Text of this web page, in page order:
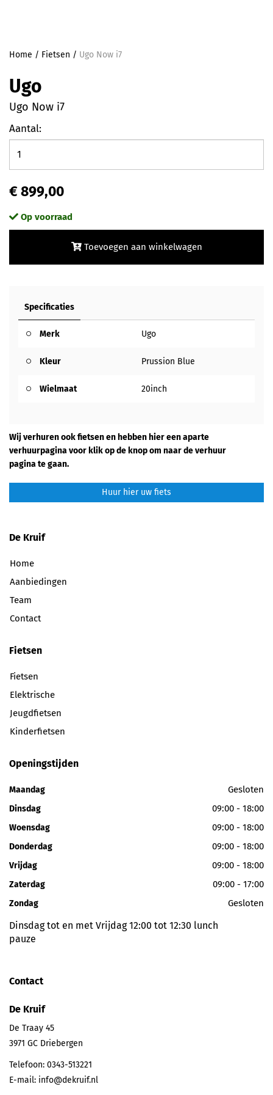
Home / Fietsen / Ugo Now i7
Ugo
Ugo Now i7
Aantal:
€ 899,00
Op voorraad
Toevoegen aan winkelwagen
Specificaties
Merk Ugo
Kleur Prussion Blue
Wielmaat 20inch
Wij verhuren ook fietsen en hebben hier een aparte
verhuurpagina voor klik op de knop om naar de verhuur
pagina te gaan.
Huur hier uw fiets
De Kruif
Home
Aanbiedingen
Team
Contact
Fietsen
Fietsen
Elektrische
Jeugdfietsen
Kinderfietsen
Openingstijden
Maandag Gesloten
Dinsdag 09:00 - 18:00
Woensdag 09:00 - 18:00
Donderdag 09:00 - 18:00
Vrijdag 09:00 - 18:00
Zaterdag 09:00 - 17:00
Zondag Gesloten
Dinsdag tot en met Vrijdag 12:00 tot 12:30 lunch
pauze
Contact
De Kruif
De Traay 45
3971 GC Driebergen
Telefoon: 0343-513221
E-mail: info@dekruif.nl